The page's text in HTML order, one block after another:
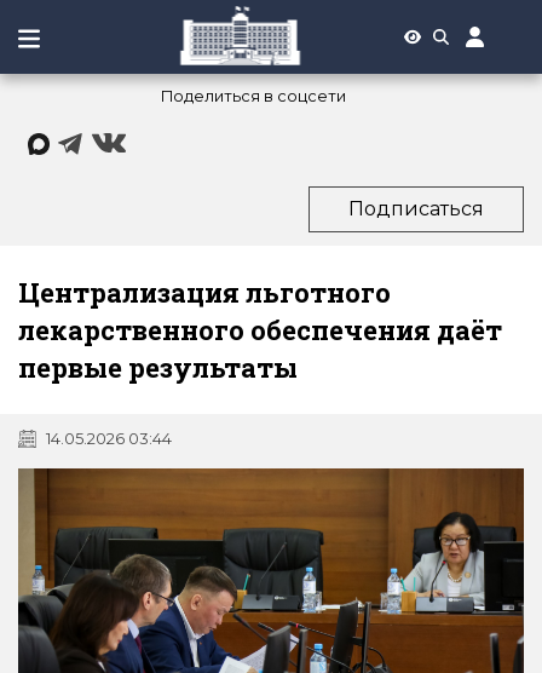
Поделиться в соцсети
Подписаться
Централизация льготного
лекарственного обеспечения даёт
первые результаты
14.05.2026 03:44